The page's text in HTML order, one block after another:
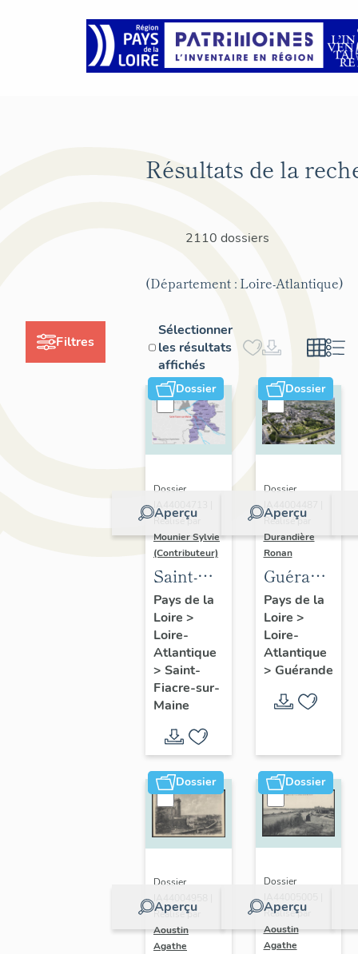
Filtres
Résultats de la
2110 dossiers
(Département : Loire-Atlantique)
Sélectionner
les résultats
affichés
Dossier
Aperçu
Dossier
IA44004713 |
Réalisé par
Mounier Sylvie
(Contributeur)
Saint-
Fiacre-
sur-
Maine :
présentation
de
l'opération
d'inventaire
Pays de la
Loire >
Loire-
Atlantique
> Saint-
Fiacre-sur-
Maine
Dossier
Aperçu
Dossier
IA44004487 |
Réalisé par
Durandière
Ronan
Guérande
:
de la
commune
et de
l'aire
Pays de la
Loire >
Loire-
Atlantique
> Guérande
Dossier
Aperçu
Dossier
Réalisé par
Aoustin
Agathe
Dossier
Aperçu
Dossier
Réalisé par
Aoustin
Agathe